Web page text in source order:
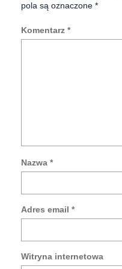
pola są oznaczone *
Komentarz *
Nazwa *
Adres email *
Witryna internetowa